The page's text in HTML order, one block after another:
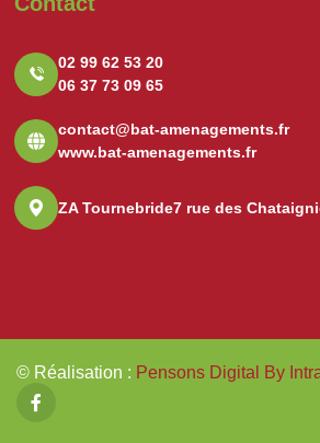
02 99 62 53 20
06 37 73 09 65
contact@bat-amenagements.fr
www.bat-amenagements.fr
ZA Tournebride7 rue des
© Réalisation : Pensons Digital By